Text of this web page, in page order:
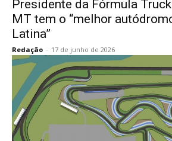
Presidente da Fórmula
MT tem o “melhor
Latina”
Redação - 17 de junho de 2026